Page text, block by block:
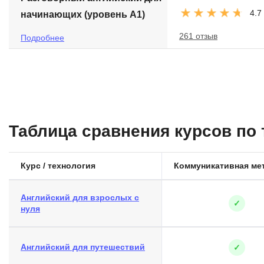
начинающих (уровень А1)
Подробнее
4.7
261 отзыв
Таблица сравнения курсов
Курс / технология Коммуникативная
Английский для взрослых с
нуля
✓
Английский для путешествий ✓